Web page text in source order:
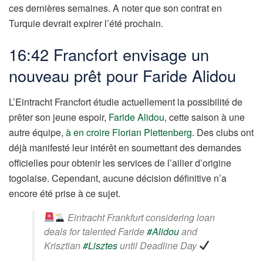
ces dernières semaines. A noter que son contrat en
Turquie devrait expirer l’été prochain.
16:42 Francfort envisage un
nouveau prêt pour Faride Alidou
L’Eintracht Francfort étudie actuellement la possibilité de
prêter son jeune espoir, Faride Alidou, cette saison à une
autre équipe, à en croire Florian Plettenberg. Des clubs ont
déjà manifesté leur intérêt en soumettant des demandes
officielles pour obtenir les services de l’ailier d’origine
togolaise. Cependant, aucune décision définitive n’a
encore été prise à ce sujet.
Eintracht Frankfurt considering loan
deals for talented Faride#Alidouand
Krisztian#Lisztesuntil Deadline Day